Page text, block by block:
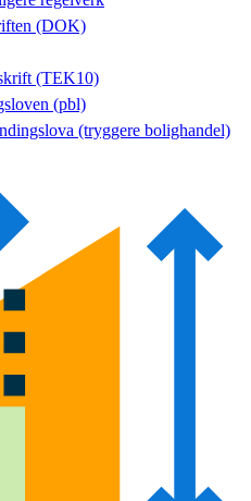
(DOK)
(TEK10)
(pbl)
(tryggere bolighandel)